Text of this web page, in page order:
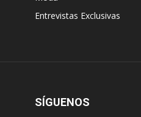
Entrevistas Exclusivas
SÍGUENOS